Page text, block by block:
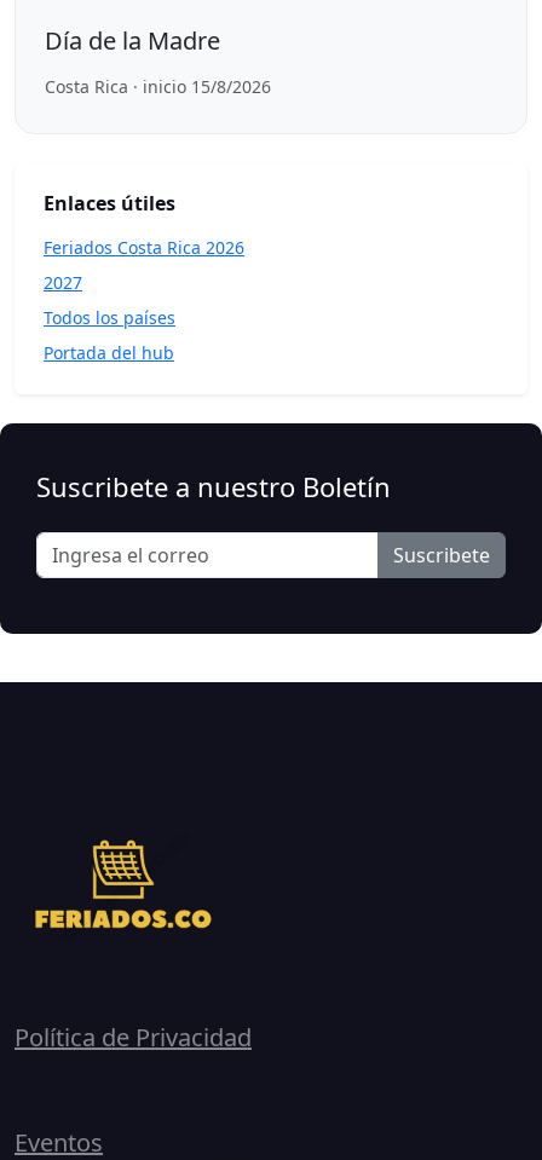
Día de la Madre
Costa Rica · inicio 15/8/2026
Enlaces útiles
Feriados Costa Rica 2026
2027
Todos los países
Portada del hub
Suscribete a nuestro Boletín
Suscribete
Política de Privacidad
Eventos